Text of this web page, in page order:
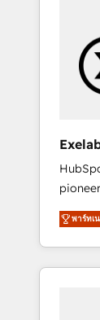
of
B2B
services and
to
not the
begins
พาร์ทเ